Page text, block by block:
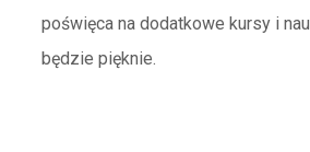
poświęca na dodatkowe kursy i
będzie pięknie.